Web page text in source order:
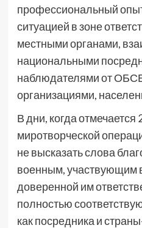
профессиональный
ситуацией в зоне
местными органами,
национальными
наблюдателями от
организациями,
В дни, когда отмечается
миротворческой
не высказать слова
военным, участвующим
доверенной им
полностью
как посредника и